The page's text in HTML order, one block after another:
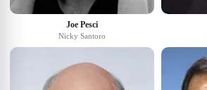
Joe Pesci
Nicky Santoro